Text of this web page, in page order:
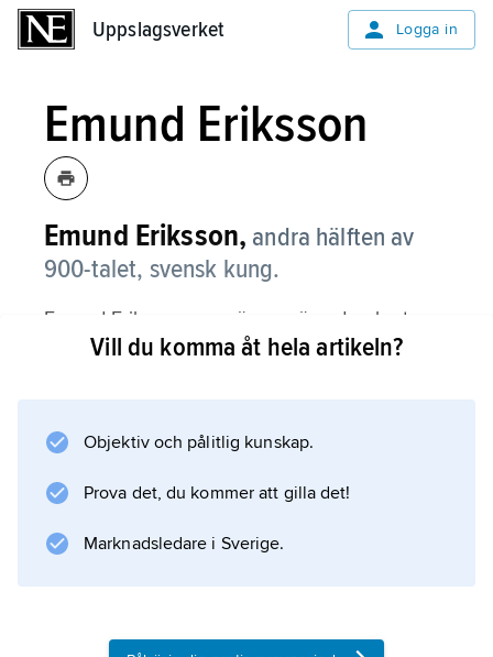
Uppslagsverket Logga in
Emund Eriksson
Emund Eriksson, andra hälften av
900-talet, svensk kung.
Emund Eriksson, som är omnämnd enbart av
Adam av Bremen, anges som välvillig mot de
980-talet. I övrigt saknas uppgifter om honom,
kan ha haft.
Vill du komma åt hela artikeln?
Objektiv och pålitlig kunskap.
Prova det, du kommer att gilla det!
Marknadsledare i Sverige.